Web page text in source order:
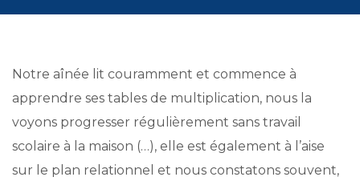
Notre aînée lit couramment et commence à
apprendre ses tables de multiplication, nous la
voyons progresser régulièrement sans travail
scolaire à la maison (…), elle est également à l’aise
sur le plan relationnel et nous constatons souvent,